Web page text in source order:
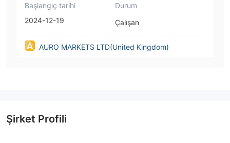
Başlangıç tarihi
2024-12-19
Durum
Çalışan
AURO MARKETS LTD(United Kingdom)
Şirket Profili